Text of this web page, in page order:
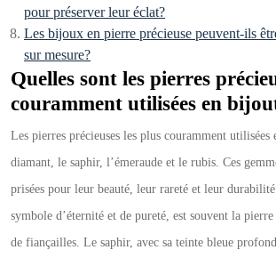
pour préserver leur éclat?
Les bijoux en pierre précieuse peuvent-ils
sur mesure?
Quelles sont les pierres
couramment utilisées en
Les pierres précieuses les plus couramment
diamant, le saphir, l’émeraude et le rubis. Ces
prisées pour leur beauté, leur rareté et leur
symbole d’éternité et de pureté, est souvent la pierre
de fiançailles. Le saphir, avec sa teinte bleue